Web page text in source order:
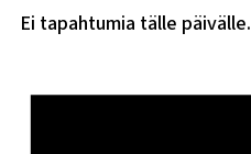
Ei tapahtumia tälle päivälle.